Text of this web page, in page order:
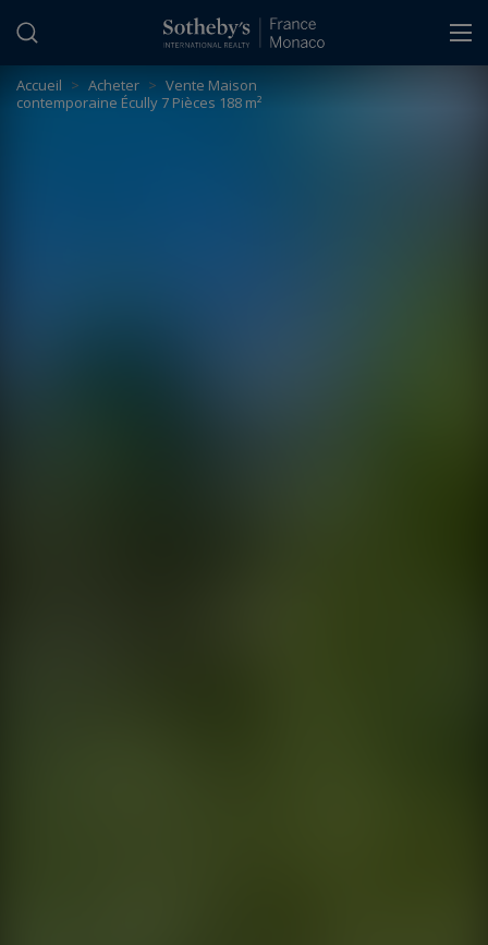
Accueil > Acheter > Vente Maison
contemporaine Écully 7 Pièces 188 m²